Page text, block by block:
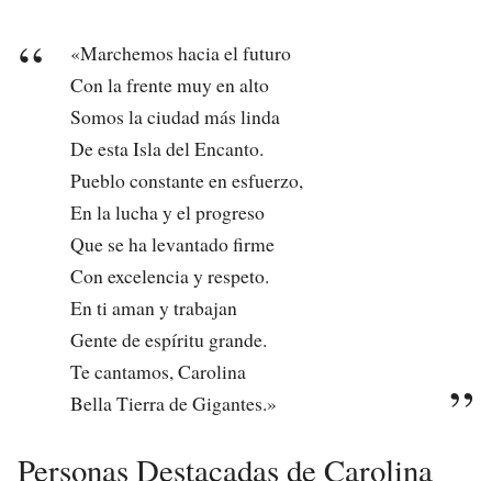
«Marchemos hacia el futuro
Con la frente muy en alto
Somos la ciudad más linda
De esta Isla del Encanto.
Pueblo constante en esfuerzo,
En la lucha y el progreso
Que se ha levantado firme
Con excelencia y respeto.
En ti aman y trabajan
Gente de espíritu grande.
Te cantamos, Carolina
Bella Tierra de Gigantes.»
Personas Destacadas de Carolina